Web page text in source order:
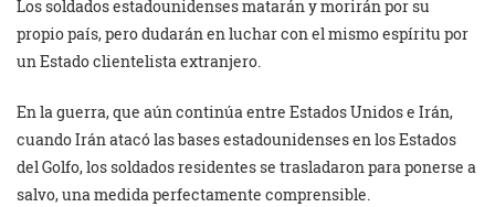
Los soldados estadounidenses matarán y morirán por su
propio país, pero dudarán en luchar con el mismo espíritu por
un Estado clientelista extranjero.
En la guerra, que aún continúa entre Estados Unidos e Irán,
cuando Irán atacó las bases estadounidenses en los Estados
del Golfo, los soldados residentes se trasladaron para ponerse a
salvo, una medida perfectamente comprensible.